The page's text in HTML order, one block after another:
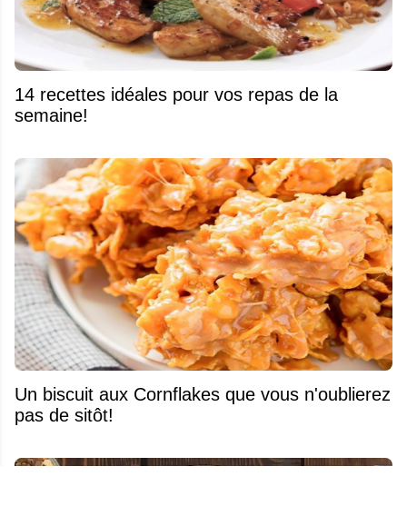
14 recettes idéales pour vos repas de la
semaine!
Un biscuit aux Cornflakes que vous n'oublierez
pas de sitôt!